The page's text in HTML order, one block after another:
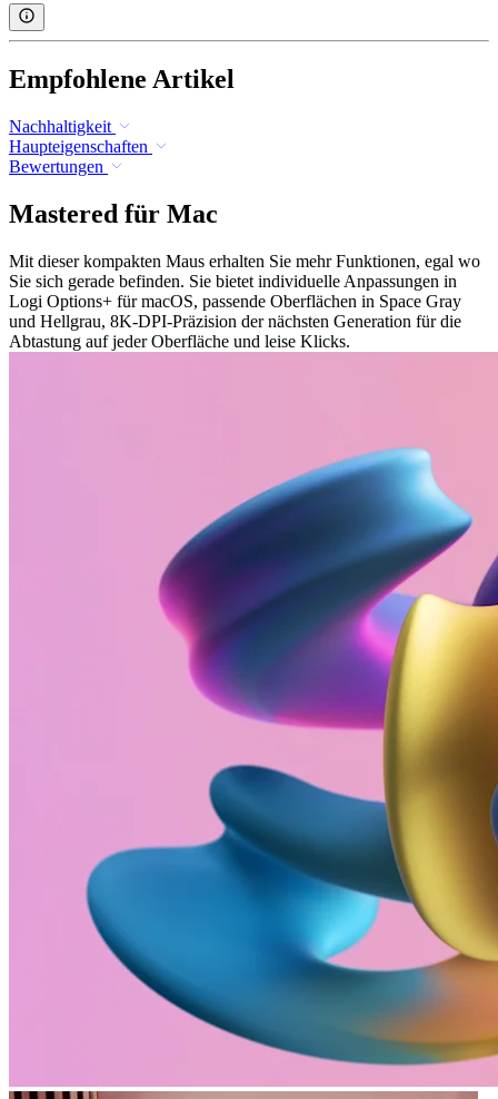
Empfohlene Artikel
Nachhaltigkeit
Haupteigenschaften
Bewertungen
Mastered für Mac
Mit dieser kompakten Maus erhalten Sie mehr Funktionen, egal wo
Sie sich gerade befinden. Sie bietet individuelle Anpassungen in
Logi Options+ für macOS, passende Oberflächen in Space Gray
und Hellgrau, 8K-DPI-Präzision der nächsten Generation für die
Abtastung auf jeder Oberfläche und leise Klicks.